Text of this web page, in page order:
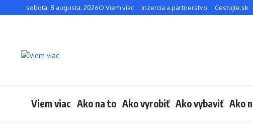
Preskočiť na obsah
sobota, 8 augusta, 2026O Viem viac Inzercia a partnerstvo Cestujte.sk
Viem viac Ako na to Ako vyrobiť Ako vybaviť Ako